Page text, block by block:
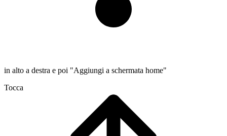
in alto a destra e poi "Aggiungi a schermata home"
Tocca